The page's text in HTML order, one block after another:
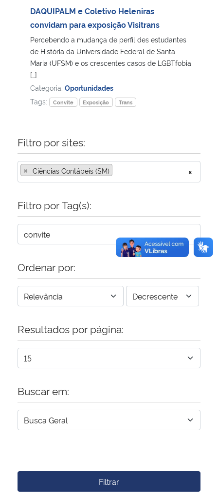
Advocacia-Geral da União
DAQUIPALM e Coletivo Heleniras
convidam para exposição Visitrans
Percebendo a mudança de perfil des estudantes
de História da Universidade Federal de Santa
Maria (UFSM) e os crescentes casos de LGBTfobia
[…]
Categoria: Oportunidades
Tags:
Convite Exposição Trans
Filtro por sites:
×
× Ciências Contábeis (SM)
Filtro por Tag(s):
Ordenar por:
Resultados por página:
Buscar em:
Filtrar